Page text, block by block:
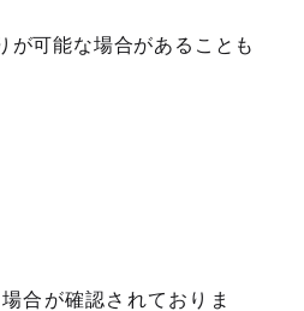
が可能な場合があることも
合が確認されておりま